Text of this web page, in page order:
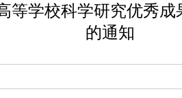
等学校科学研究优秀
的通知